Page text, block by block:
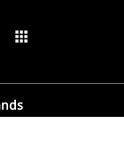
apps